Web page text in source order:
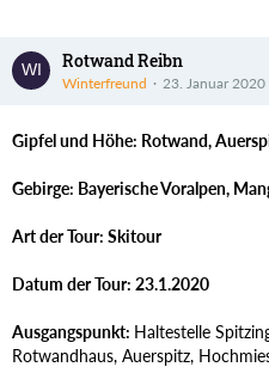
Rotwand Reibn
Winterfreund 23. Januar 2020
Gipfel und Höhe: Rotwand,
Gebirge: Bayerische Voralpen,
Art der Tour: Skitour
Datum der Tour: 23.1.2020
Ausgangspunkt: Haltestelle
Rotwandhaus, Auerspitz,